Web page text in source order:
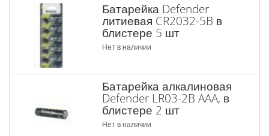
Батарейка Defender
литиевая CR2032-5B в
блистере 5 шт
Нет в наличии
Батарейка алкалиновая
Defender LR03-2B AAA, в
блистере 2 шт
Нет в наличии